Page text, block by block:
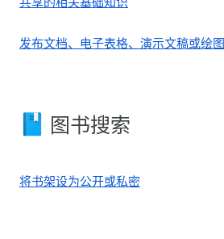
发布文档、电子表格、演示文稿或绘图
图书搜索
将书架设为公开或私密